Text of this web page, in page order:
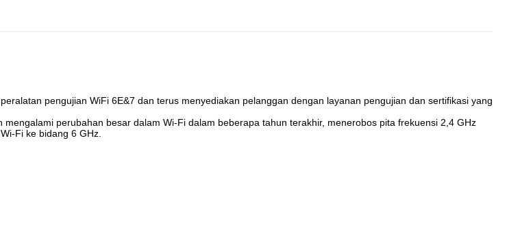
pengujian WiFi 6E&7 dan terus menyediakan pelanggan dengan layanan pengujian dan sertifikasi yang
mengalami perubahan besar dalam Wi-Fi dalam beberapa tahun terakhir, menerobos pita frekuensi 2,4 GHz
Fi ke bidang 6 GHz.